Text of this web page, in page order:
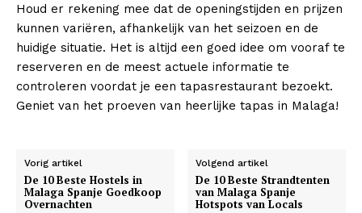
News Week
Magazine PRO
Houd er rekening mee dat de openingstijden en prijzen
kunnen variëren, afhankelijk van het seizoen en de
huidige situatie. Het is altijd een goed idee om vooraf te
reserveren en de meest actuele informatie te
controleren voordat je een tapasrestaurant bezoekt.
Geniet van het proeven van heerlijke tapas in Malaga!
Vorig artikel
De 10 Beste Hostels in
Malaga Spanje Goedkoop
Overnachten
Volgend artikel
De 10 Beste Strandtenten
van Malaga Spanje
Hotspots van Locals